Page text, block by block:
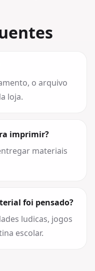
o arquivo
loja.
imprimir?
materiais
foi pensado?
ludicas, jogos
escolar.